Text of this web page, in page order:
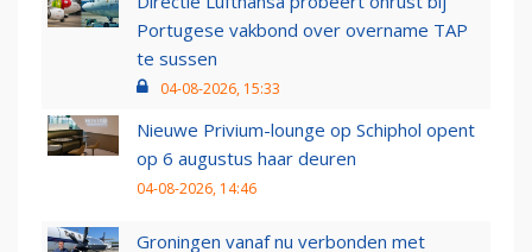
Portugese vakbond over overname TAP
te sussen
04-08-2026, 15:33
Nieuwe Privium-lounge op Schiphol opent
op 6 augustus haar deuren
04-08-2026, 14:46
Groningen vanaf nu verbonden met